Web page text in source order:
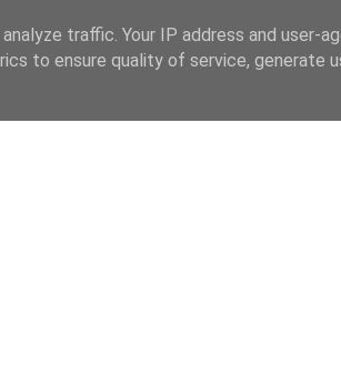
traffic. Your IP address and user-
to ensure quality of service, generate